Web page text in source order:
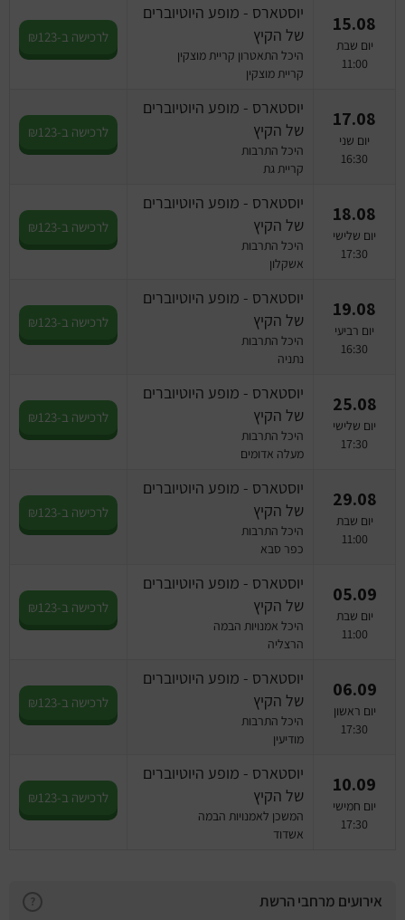
15.08
יום שבת
11:00
יוסטארס - מופע היוטיוברים
של הקיץ
היכל התאטרון קריית מוצקין
קריית מוצקין
לרכישה ב-₪123
17.08
יום שני
16:30
יוסטארס - מופע היוטיוברים
של הקיץ
היכל התרבות
קריית גת
לרכישה ב-₪123
18.08
יום שלישי
17:30
יוסטארס - מופע היוטיוברים
של הקיץ
היכל התרבות
אשקלון
לרכישה ב-₪123
19.08
יום רביעי
16:30
יוסטארס - מופע היוטיוברים
של הקיץ
היכל התרבות
נתניה
לרכישה ב-₪123
25.08
יום שלישי
17:30
יוסטארס - מופע היוטיוברים
של הקיץ
היכל התרבות
מעלה אדומים
לרכישה ב-₪123
29.08
יום שבת
11:00
יוסטארס - מופע היוטיוברים
של הקיץ
היכל התרבות
כפר סבא
לרכישה ב-₪123
05.09
יום שבת
11:00
יוסטארס - מופע היוטיוברים
של הקיץ
היכל אמנויות הבמה
הרצליה
לרכישה ב-₪123
06.09
יום ראשון
17:30
יוסטארס - מופע היוטיוברים
של הקיץ
היכל התרבות
מודיעין
לרכישה ב-₪123
10.09
יום חמישי
17:30
יוסטארס - מופע היוטיוברים
של הקיץ
המשכן לאמנויות הבמה
אשדוד
לרכישה ב-₪123
אירועים מרחבי הרשת ?